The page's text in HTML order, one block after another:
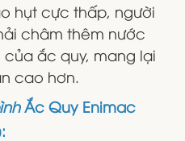
hụt cực thấp, người
châm thêm nước
ắc quy, mang lại
cao hơn.
Ắc Quy Enimac